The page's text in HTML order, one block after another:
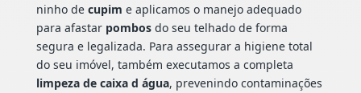
ninho de cupim e aplicamos o manejo adequado
para afastar pombosdo seu telhado de forma
segura e legalizada. Para assegurar a higiene total
do seu imóvel, também executamos a completa
limpeza de caixa d água, prevenindo contaminações